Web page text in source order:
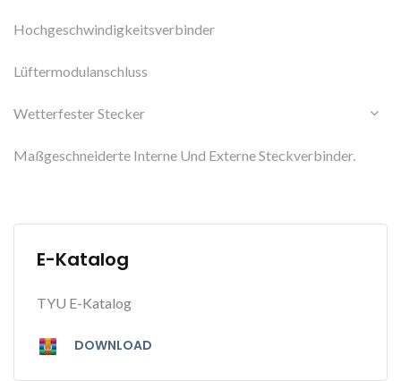
Hochgeschwindigkeitsverbinder
Lüftermodulanschluss
Wetterfester Stecker
Maßgeschneiderte Interne Und Externe Steckverbinder.
E-Katalog
TYU E-Katalog
DOWNLOAD